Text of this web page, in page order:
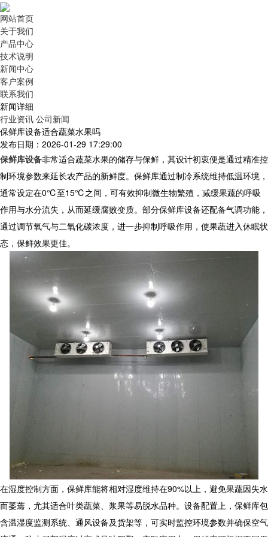
网站首页
关于我们
产品中心
技术说明
新闻中心
客户案例
联系我们
新闻详细
行业资讯 公司新闻
保鲜库设备适合蔬菜水果吗
发布日期：2026-01-29 17:29:00
保鲜库设备非常适合蔬菜水果的储存与保鲜，其设计初衷便是通过精准控
制环境参数来延长农产品的新鲜度。保鲜库通过制冷系统维持低温环境，
通常设定在0℃至15℃之间，可有效抑制微生物繁殖，减缓果蔬的呼吸
作用与水分流失，从而延缓腐败变质。部分保鲜库设备还配备气调功能，
通过调节氧气与二氧化碳浓度，进一步抑制呼吸作用，使果蔬进入休眠状
态，保鲜效果更佳。
在湿度控制方面，保鲜库能将相对湿度维持在90%以上，避免果蔬因失水
而萎蔫，尤其适合叶类蔬菜、浆果等易脱水品种。设备配置上，保鲜库包
含温湿度监测系统、通风设备及货架等，可实时监控环境参数并确保空气